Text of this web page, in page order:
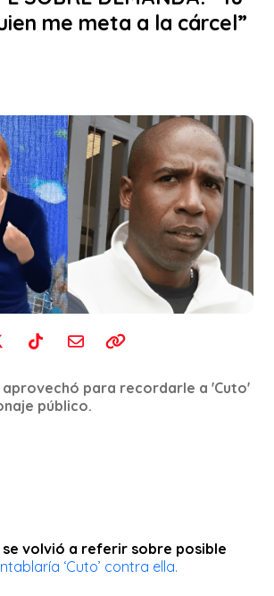
me meta a la cárcel”
aprovechó para recordarle a 'Cuto'
público.
se volvió a referir sobre posible
‘Cuto’ contra ella.